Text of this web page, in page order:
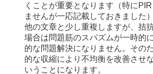
くことが重要となります（特に
ませんが一応記載しておきました）
他の文章と少し重複しますが、拮
場合は問題筋のスパズムが一時的
的な問題解決になりません。その
的な収縮により不均衡を改善させ
いうことになります。